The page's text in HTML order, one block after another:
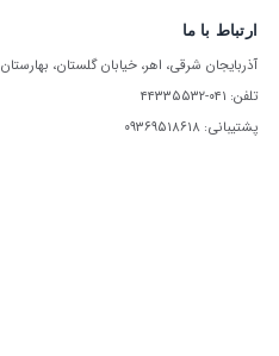
ارتباط با ما
آذربایجان شرقی، اهر، خیابان گلستان، بهارستان ۶، پلاک ۱
تلفن: ۰۴۱-۴۴۳۳۵۵۳۲
پشتیبانی: ۰۹۳۶۹۵۱۸۶۱۸